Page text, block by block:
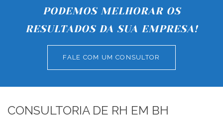
PODEMOS MELHORAR OS
RESULTADOS DA SUA EMPRESA!
FALE COM UM CONSULTOR
CONSULTORIA DE RH EM BH